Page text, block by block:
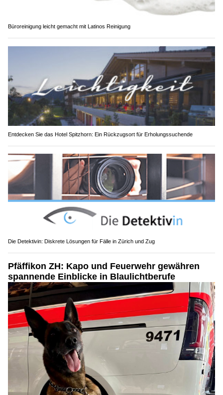
Büroreinigung leicht gemacht mit Latinos Reinigung
Entdecken Sie das Hotel Spitzhorn: Ein Rückzugsort für Erholungssuchende
Die Detektivin: Diskrete Lösungen für Fälle in Zürich und Zug
Pfäffikon ZH: Kapo und Feuerwehr gewähren
spannende Einblicke in Blaulichtberufe